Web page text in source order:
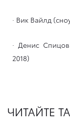
· Вик Вайлд
· Денис
2018)
ЧИТАЙТЕ